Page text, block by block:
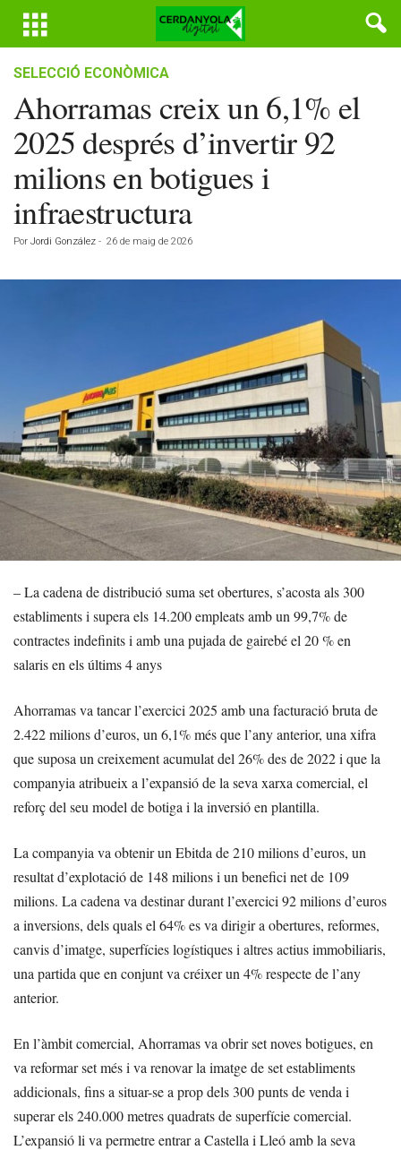
SELECCIÓ ECONÒMICA
Ahorramas creix un 6,1% el
2025 després d’invertir 92
milions en botigues i
infraestructura
Por Jordi González - 26 de maig de 2026
– La cadena de distribució suma set obertures, s’acosta als 300
establiments i supera els 14.200 empleats amb un 99,7% de
contractes indefinits i amb una pujada de gairebé el 20 % en
salaris en els últims 4 anys
Ahorramas va tancar l’exercici 2025 amb una facturació bruta de
2.422 milions d’euros, un 6,1% més que l’any anterior, una xifra
que suposa un creixement acumulat del 26% des de 2022 i que la
companyia atribueix a l’expansió de la seva xarxa comercial, el
reforç del seu model de botiga i la inversió en plantilla.
La companyia va obtenir un Ebitda de 210 milions d’euros, un
resultat d’explotació de 148 milions i un benefici net de 109
milions. La cadena va destinar durant l’exercici 92 milions d’euros
a inversions, dels quals el 64% es va dirigir a obertures, reformes,
canvis d’imatge, superfícies logístiques i altres actius immobiliaris,
una partida que en conjunt va créixer un 4% respecte de l’any
anterior.
En l’àmbit comercial, Ahorramas va obrir set noves botigues, en
va reformar set més i va renovar la imatge de set establiments
addicionals, fins a situar-se a prop dels 300 punts de venda i
superar els 240.000 metres quadrats de superfície comercial.
L’expansió li va permetre entrar a Castella i Lleó amb la seva